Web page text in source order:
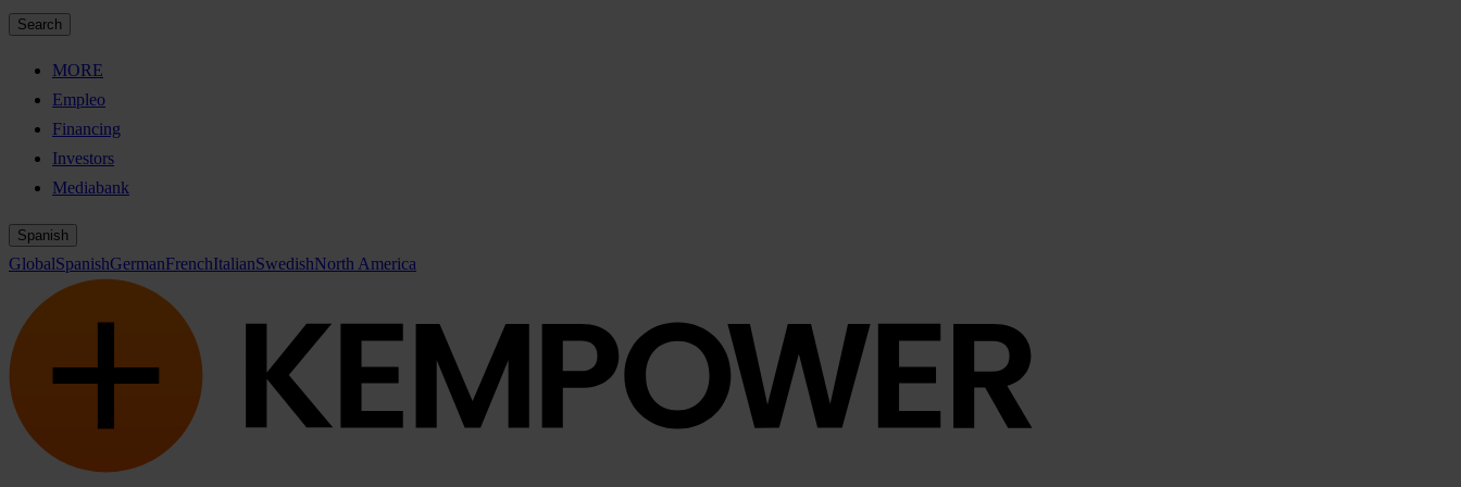
Search
MORE
Empleo
Financing
Investors
Mediabank
Spanish
GlobalSpanishGermanFrenchItalianSwedishNorth America